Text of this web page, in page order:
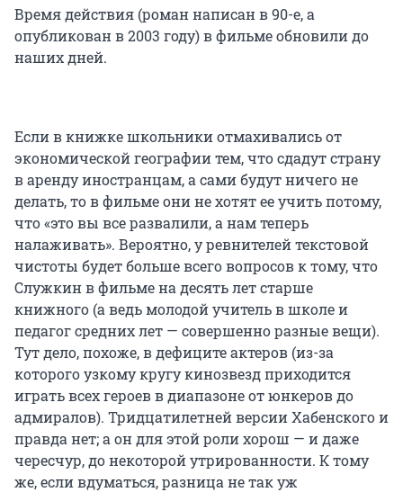
Время действия (роман написан в 90-е, а
опубликован в 2003 году) в фильме обновили до
наших дней.
Если в книжке школьники отмахивались от
экономической географии тем, что сдадут страну
в аренду иностранцам, а сами будут ничего не
делать, то в фильме они не хотят ее учить потому,
что «это вы все развалили, а нам теперь
налаживать». Вероятно, у ревнителей текстовой
чистоты будет больше всего вопросов к тому, что
Служкин в фильме на десять лет старше
книжного (а ведь молодой учитель в школе и
педагог средних лет — совершенно разные вещи).
Тут дело, похоже, в дефиците актеров (из-за
которого узкому кругу кинозвезд приходится
играть всех героев в диапазоне от юнкеров до
адмиралов). Тридцатилетней версии Хабенского и
правда нет; а он для этой роли хорош — и даже
чересчур, до некоторой утрированности. К тому
же, если вдуматься, разница не так уж